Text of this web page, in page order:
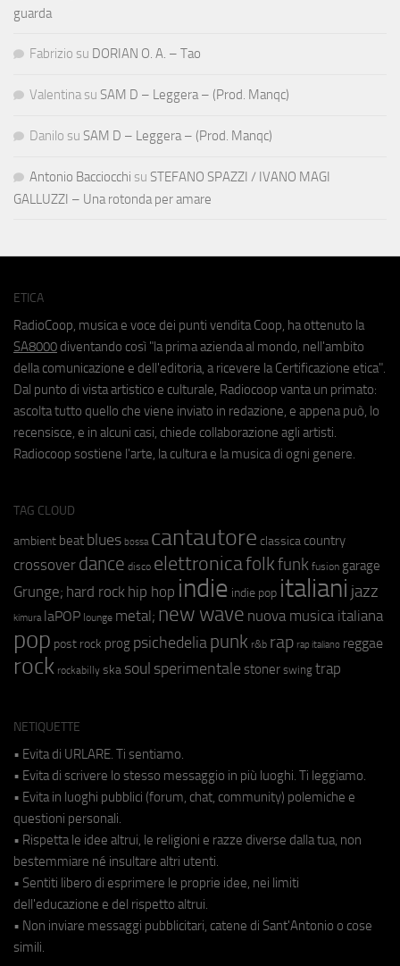
guarda
Fabrizio su DORIAN O. A. – Tao
Valentina su SAM D – Leggera – (Prod. Manqc)
Danilo su SAM D – Leggera – (Prod. Manqc)
Antonio Bacciocchi su STEFANO SPAZZI / IVANO MAGI
GALLUZZI – Una rotonda per amare
ETICA
RadioCoop, musica e voce dei punti vendita Coop, ha ottenuto la
SA8000 diventando così "la prima azienda al mondo, nell'ambito
della comunicazione e dell'editoria, a ricevere la Certificazione etica".
Dal punto di vista artistico e culturale, Radiocoop vanta un primato:
ascolta tutto quello che viene inviato in redazione, e appena può, lo
recensisce, e in alcuni casi, chiede collaborazione agli artisti.
Radiocoop sostiene l'arte, la cultura e la musica di ogni genere.
TAG CLOUD
ambient beat blues bossa cantautore classica country
crossover dance disco elettronicafolkfunk fusion garage
Grunge; hard rock hip hop indie indie pop italiani jazz
kimura laPOP lounge metal; new wave nuova musica italiana
pop post rock prog psichedeliapunk r&b rap rap italiano reggae
rock rockabilly ska soul sperimentale stoner swing trap
NETIQUETTE
• Evita di URLARE. Ti sentiamo.
• Evita di scrivere lo stesso messaggio in più luoghi. Ti leggiamo.
• Evita in luoghi pubblici (forum, chat, community) polemiche e
questioni personali.
• Rispetta le idee altrui, le religioni e razze diverse dalla tua, non
bestemmiare né insultare altri utenti.
• Sentiti libero di esprimere le proprie idee, nei limiti
dell'educazione e del rispetto altrui.
• Non inviare messaggi pubblicitari, catene di Sant'Antonio o cose
simili.